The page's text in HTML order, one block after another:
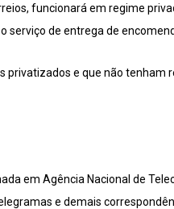
funcionará em regime
serviço de entrega de
e que não tenham
em Agência Nacional de
e demais